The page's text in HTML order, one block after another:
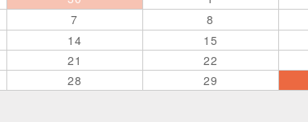
7 8
14 15
21 22
28 29